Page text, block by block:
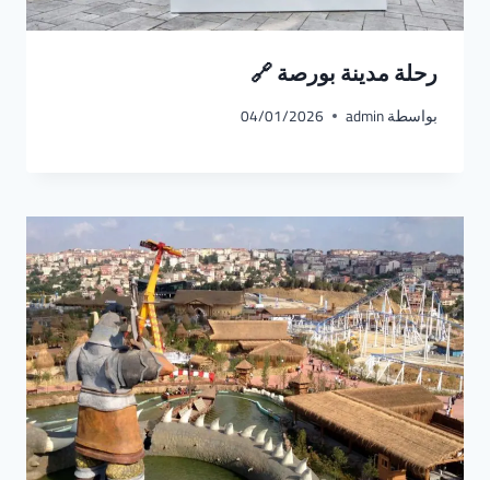
رحلة مدينة بورصة 🔗
بواسطةadmin
04/01/2026